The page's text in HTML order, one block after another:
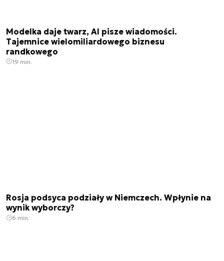
Modelka daje twarz, AI pisze wiadomości.
Tajemnice wielomiliardowego biznesu
randkowego
19 min.
Rosja podsyca podziały w Niemczech. Wpłynie na
wynik wyborczy?
6 min.